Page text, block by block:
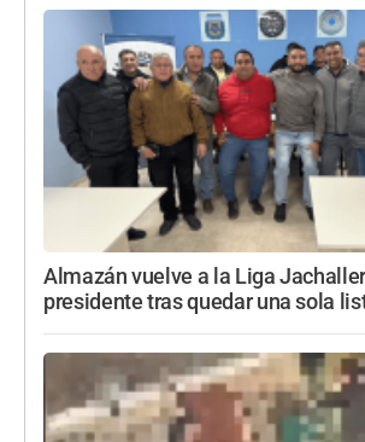
Almazán vuelve a la Liga
presidente tras quedar una sola